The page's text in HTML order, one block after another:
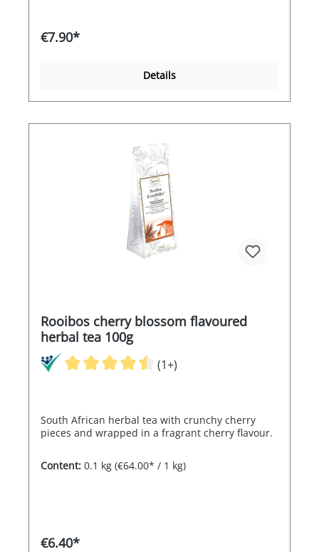
€7.90*
Details
Rooibos cherry blossom flavoured
herbal tea 100g
(1+)
South African herbal tea with crunchy cherry
pieces and wrapped in a fragrant cherry flavour.
Content: 0.1 kg (€64.00* / 1 kg)
€6.40*